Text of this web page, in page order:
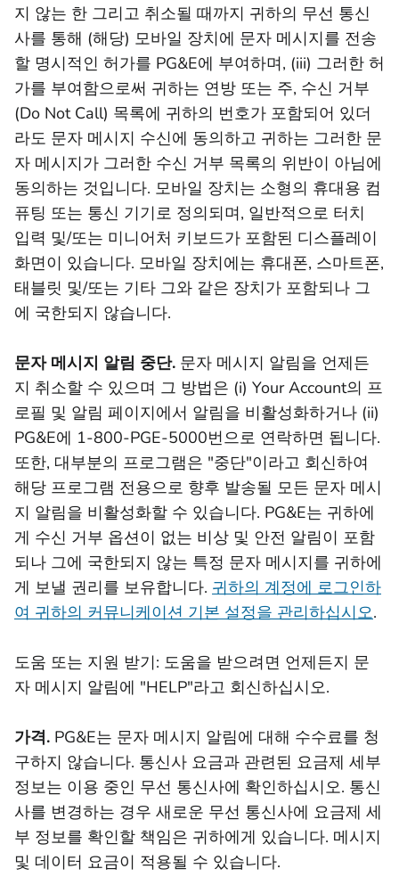
지 않는 한 그리고 취소될 때까지 귀하의 무선 통신
사를 통해 (해당) 모바일 장치에 문자 메시지를 전송
할 명시적인 허가를 PG&E에 부여하며, (iii) 그러한 허
가를 부여함으로써 귀하는 연방 또는 주, 수신 거부
(Do Not Call) 목록에 귀하의 번호가 포함되어 있더
라도 문자 메시지 수신에 동의하고 귀하는 그러한 문
자 메시지가 그러한 수신 거부 목록의 위반이 아님에
동의하는 것입니다. 모바일 장치는 소형의 휴대용 컴
퓨팅 또는 통신 기기로 정의되며, 일반적으로 터치
입력 및/또는 미니어처 키보드가 포함된 디스플레이
화면이 있습니다. 모바일 장치에는 휴대폰, 스마트폰,
태블릿 및/또는 기타 그와 같은 장치가 포함되나 그
에 국한되지 않습니다.
문자 메시지 알림 중단. 문자 메시지 알림을 언제든
지 취소할 수 있으며 그 방법은 (i) Your Account의 프
로필 및 알림 페이지에서 알림을 비활성화하거나 (ii)
PG&E에 1-800-PGE-5000번으로 연락하면 됩니다.
또한, 대부분의 프로그램은 "중단"이라고 회신하여
해당 프로그램 전용으로 향후 발송될 모든 문자 메시
지 알림을 비활성화할 수 있습니다. PG&E는 귀하에
게 수신 거부 옵션이 없는 비상 및 안전 알림이 포함
되나 그에 국한되지 않는 특정 문자 메시지를 귀하에
게 보낼 권리를 보유합니다. 귀하의 계정에 로그인하
여 귀하의 커뮤니케이션 기본 설정을 관리하십시오.
도움 또는 지원 받기: 도움을 받으려면 언제든지 문
자 메시지 알림에 "HELP"라고 회신하십시오.
가격. PG&E는 문자 메시지 알림에 대해 수수료를 청
구하지 않습니다. 통신사 요금과 관련된 요금제 세부
정보는 이용 중인 무선 통신사에 확인하십시오. 통신
사를 변경하는 경우 새로운 무선 통신사에 요금제 세
부 정보를 확인할 책임은 귀하에게 있습니다. 메시지
및 데이터 요금이 적용될 수 있습니다.